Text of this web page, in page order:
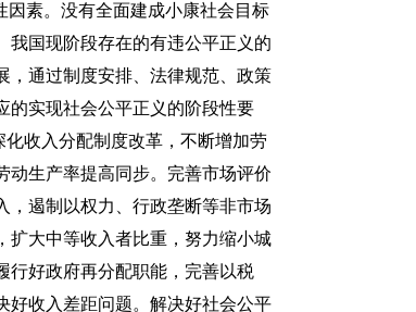
因素。没有全面建成小康社会目标
我国现阶段存在的有违公平正义的
，通过制度安排、法律规范、政策
的实现社会公平正义的阶段性要
化收入分配制度改革，不断增加劳
动生产率提高同步。完善市场评价
，遏制以权力、行政垄断等非市场
扩大中等收入者比重，努力缩小城
行好政府再分配职能，完善以税
好收入差距问题。解决好社会公平